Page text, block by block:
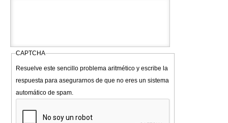
CAPTCHA
Resuelve este sencillo problema aritmético y escribe la
respuesta para asegurarnos de que no eres un sistema
automático de spam.